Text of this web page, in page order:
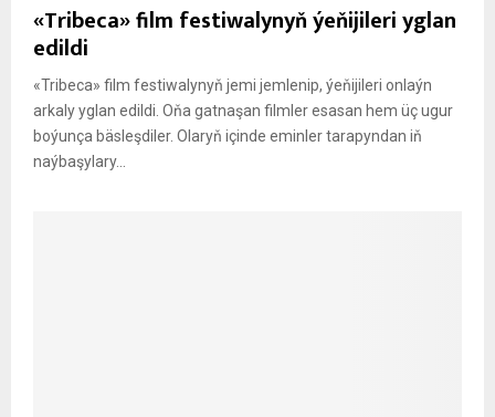
«Tribeca» film festiwalynyň ýeňijileri yglan
edildi
«Tribeca» film festiwalynyň jemi jemlenip, ýeňijileri onlaýn
arkaly yglan edildi. Oňa gatnaşan filmler esasan hem üç ugur
boýunça bäsleşdiler. Olaryň içinde eminler tarapyndan iň
naýbaşylary...